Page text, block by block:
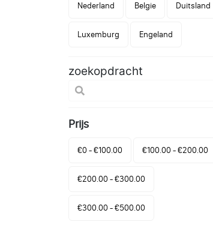
Nederland Belgie Duitsland
Luxemburg Engeland
zoekopdracht
Prijs
€0 - €100.00 €100.00 - €200.00
€200.00 - €300.00
€300.00 - €500.00